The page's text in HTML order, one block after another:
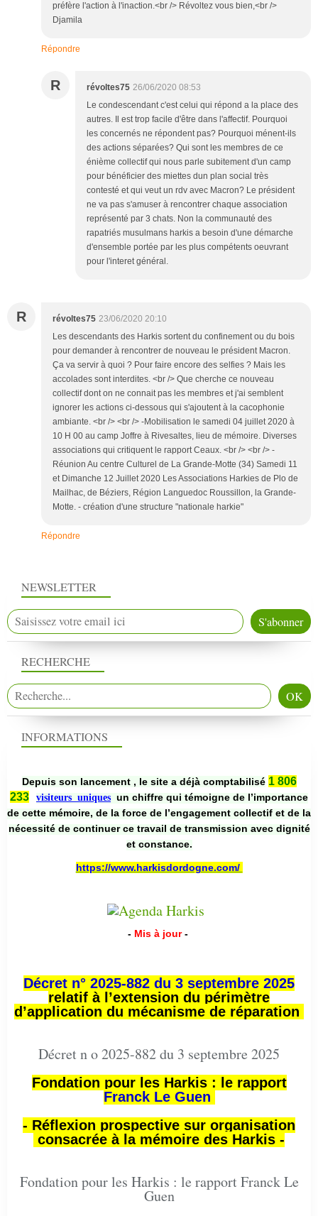
préfère l'action à l'inaction.<br /> Révoltez vous bien,<br />
Djamila
Répondre
R révoltes75 26/06/2020 08:53
Le condescendant c'est celui qui répond a la place des
autres. Il est trop facile d'être dans l'affectif. Pourquoi
les concernés ne répondent pas? Pourquoi ménent-ils
des actions séparées? Qui sont les membres de ce
énième collectif qui nous parle subitement d'un camp
pour bénéficier des miettes dun plan social très
contesté et qui veut un rdv avec Macron? Le président
ne va pas s'amuser à rencontrer chaque association
représenté par 3 chats. Non la communauté des
rapatriés musulmans harkis a besoin d'une démarche
d'ensemble portée par les plus compétents oeuvrant
pour l'interet général.
R révoltes75 23/06/2020 20:10
Les descendants des Harkis sortent du confinement ou du bois
pour demander à rencontrer de nouveau le président Macron.
Ça va servir à quoi ? Pour faire encore des selfies ? Mais les
accolades sont interdites. <br /> Que cherche ce nouveau
collectif dont on ne connait pas les membres et j'ai semblent
ignorer les actions ci-dessous qui s'ajoutent à la cacophonie
ambiante. <br /> <br /> -Mobilisation le samedi 04 juillet 2020 à
10 H 00 au camp Joffre à Rivesaltes, lieu de mémoire. Diverses
associations qui critiquent le rapport Ceaux. <br /> <br /> -
Réunion Au centre Culturel de La Grande-Motte (34) Samedi 11
et Dimanche 12 Juillet 2020 Les Associations Harkies de Plo de
Mailhac, de Béziers, Région Languedoc Roussillon, la Grande-
Motte. - création d'une structure "nationale harkie"
Répondre
NEWSLETTER
RECHERCHE
INFORMATIONS
Depuis son lancement , le site a déjà comptabilisé 1 806
233
visiteurs uniques un chiffre qui témoigne de l’importance
de cette mémoire, de la force de l’engagement collectif et de la
nécessité de continuer ce travail de transmission avec dignité
et constance.
https://www.harkisdordogne.com/
- Mis à jour -
Décret n° 2025-882 du 3 septembre 2025
relatif à l’extension du périmètre
d’application du mécanisme de réparation
Décret n o 2025-882 du 3 septembre 2025
Fondation pour les Harkis : le rapport
Franck Le Guen
- Réflexion prospective sur organisation
consacrée à la mémoire des Harkis -
Fondation pour les Harkis : le rapport Franck Le
Guen